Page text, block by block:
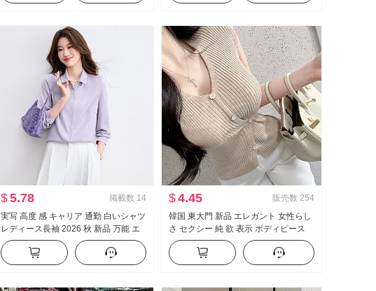
$5.78 掲載数 14
実写 高度 感 キャリア 通勤 白いシャツ
レディース長袖 2026 秋 新品 万能 エ
レガント キャリア シャツ
$4.45 販売数 254
韓国 東大門 新品 エレガント 女性らし
さ セクシー 純 欲 表示 ボディピース
側 系 バックル 半袖 ニット Tシャツ ト
ップス